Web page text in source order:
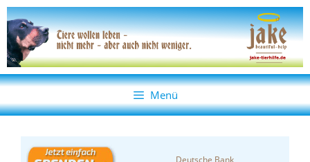
Zum
Inhalt
springen
Zum
Inhalt
springen
Menü
Deutsche Bank